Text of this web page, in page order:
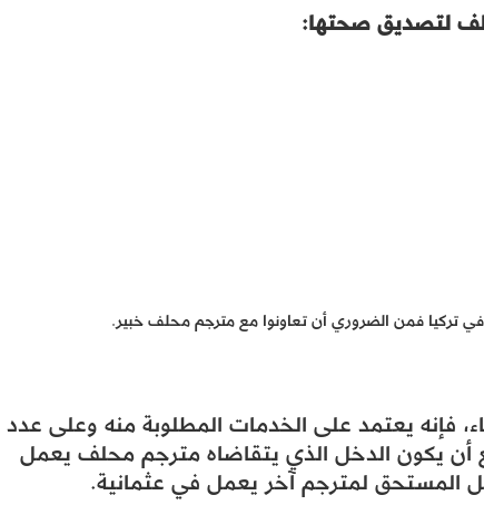
لتصديق صحتها:
في تركيا فمن الضروري أن تعاونوا مع مترجم محلف خبير.
فإنه يعتمد على الخدمات المطلوبة منه وعلى عدد
أن يكون الدخل الذي يتقاضاه مترجم محلف يعمل
المستحق لمترجم آخر يعمل في عثمانية.